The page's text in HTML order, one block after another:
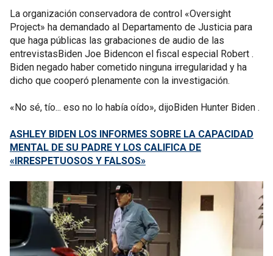
La organización conservadora de control «Oversight
Project» ha demandado al Departamento de Justicia para
que haga públicas las grabaciones de audio de las
entrevistasBiden Joe Bidencon el fiscal especial Robert .
Biden negado haber cometido ninguna irregularidad y ha
dicho que cooperó plenamente con la investigación.
«No sé, tío... eso no lo había oído», dijoBiden Hunter Biden .
ASHLEY BIDEN LOS INFORMES SOBRE LA CAPACIDAD
MENTAL DE SU PADRE Y LOS CALIFICA DE
«IRRESPETUOSOS Y FALSOS»